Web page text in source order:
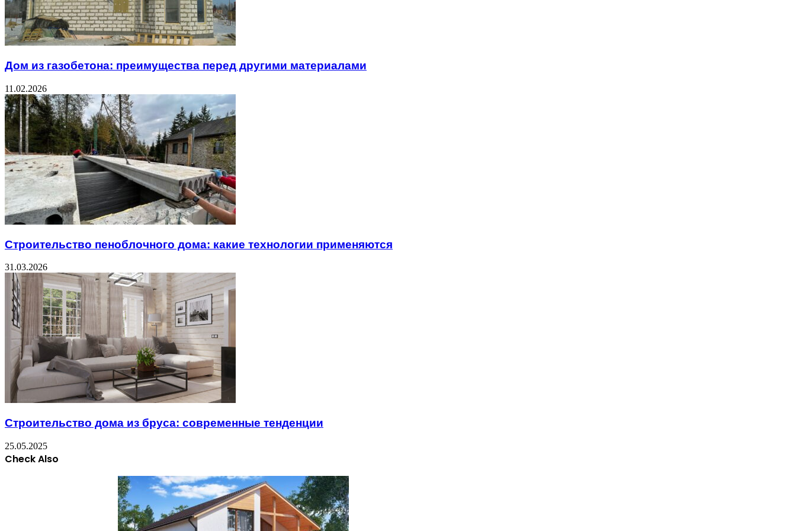
Дом из газобетона: преимущества перед другими материалами
11.02.2026
Строительство пеноблочного дома: какие технологии применяются
31.03.2026
Строительство дома из бруса: современные тенденции
25.05.2025
Check Also